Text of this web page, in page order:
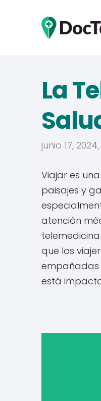
La
junio 17, 2024,
Viajar es
paisajes y
atención
que los
empañadas
está